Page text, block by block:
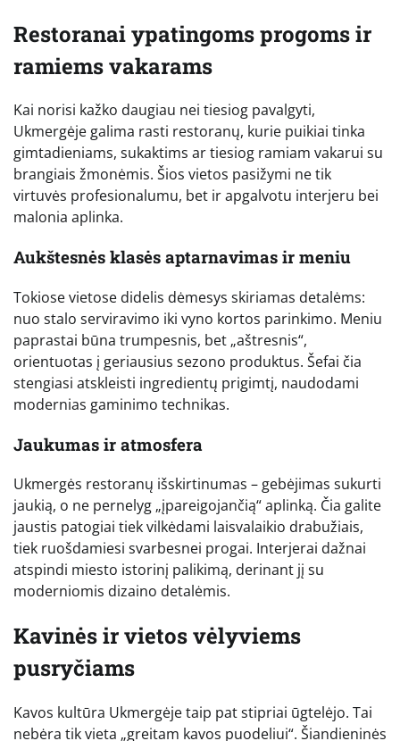
Restoranai ypatingoms progoms ir
ramiems vakarams
Kai norisi kažko daugiau nei tiesiog pavalgyti,
Ukmergėje galima rasti restoranų, kurie puikiai tinka
gimtadieniams, sukaktims ar tiesiog ramiam vakarui su
brangiais žmonėmis. Šios vietos pasižymi ne tik
virtuvės profesionalumu, bet ir apgalvotu interjeru bei
malonia aplinka.
Aukštesnės klasės aptarnavimas ir meniu
Tokiose vietose didelis dėmesys skiriamas detalėms:
nuo stalo serviravimo iki vyno kortos parinkimo. Meniu
paprastai būna trumpesnis, bet „aštresnis“,
orientuotas į geriausius sezono produktus. Šefai čia
stengiasi atskleisti ingredientų prigimtį, naudodami
modernias gaminimo technikas.
Jaukumas ir atmosfera
Ukmergės restoranų išskirtinumas – gebėjimas sukurti
jaukią, o ne pernelyg „įpareigojančią“ aplinką. Čia galite
jaustis patogiai tiek vilkėdami laisvalaikio drabužiais,
tiek ruošdamiesi svarbesnei progai. Interjerai dažnai
atspindi miesto istorinį palikimą, derinant jį su
moderniomis dizaino detalėmis.
Kavinės ir vietos vėlyviems
pusryčiams
Kavos kultūra Ukmergėje taip pat stipriai ūgtelėjo. Tai
nebėra tik vieta „greitam kavos puodeliui“. Šiandieninės